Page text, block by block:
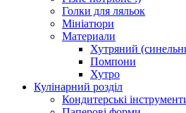
Голки для ляльок
Мініатюри
Материали
Хутряний
Помпони
Хутро
Кулінарний розділ
Кондитерські